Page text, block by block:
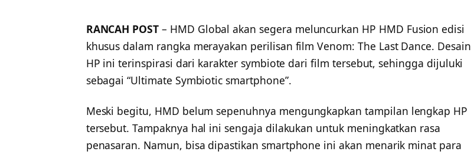
RANCAH POST – HMD Global akan segera meluncurkan HP HMD Fusion edisi
khusus dalam rangka merayakan perilisan film Venom: The Last Dance. Desain
HP ini terinspirasi dari karakter symbiote dari film tersebut, sehingga dijuluki
sebagai “Ultimate Symbiotic smartphone”.
Meski begitu, HMD belum sepenuhnya mengungkapkan tampilan lengkap HP
tersebut. Tampaknya hal ini sengaja dilakukan untuk meningkatkan rasa
penasaran. Namun, bisa dipastikan smartphone ini akan menarik minat para